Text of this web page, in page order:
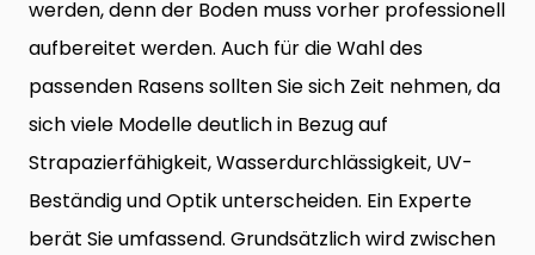
werden, denn der Boden muss vorher professionell
aufbereitet werden. Auch für die Wahl des
passenden Rasens sollten Sie sich Zeit nehmen, da
sich viele Modelle deutlich in Bezug auf
Strapazierfähigkeit, Wasserdurchlässigkeit, UV-
Beständig und Optik unterscheiden. Ein Experte
berät Sie umfassend. Grundsätzlich wird zwischen